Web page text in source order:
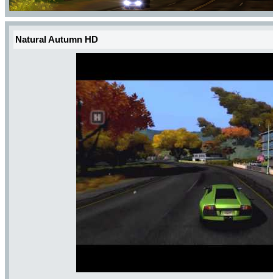
Natural Autumn HD